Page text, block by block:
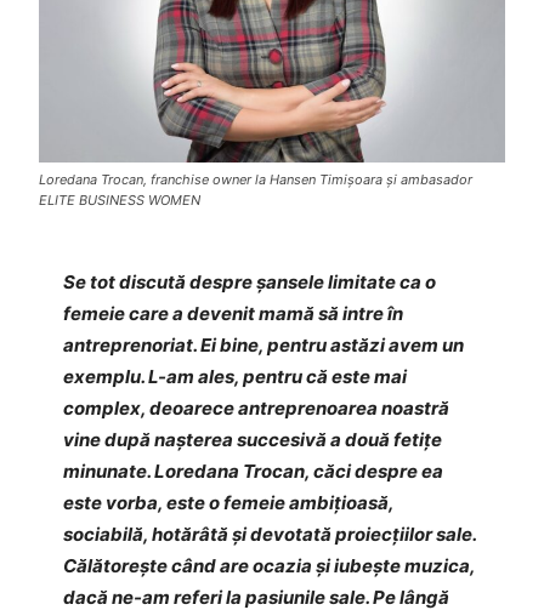
Loredana Trocan, franchise owner la Hansen Timișoara și ambasador
ELITE BUSINESS WOMEN
Se tot discută despre șansele limitate ca o
femeie care a devenit mamă să intre în
antreprenoriat. Ei bine, pentru astăzi avem un
exemplu. L-am ales, pentru că este mai
complex, deoarece antreprenoarea noastră
vine după nașterea succesivă a două fetițe
minunate. Loredana Trocan, căci despre ea
este vorba, este o femeie ambițioasă,
sociabilă, hotărâtă și devotată proiecțiilor sale.
Călătorește când are ocazia și iubește muzica,
dacă ne-am referi la pasiunile sale. Pe lângă